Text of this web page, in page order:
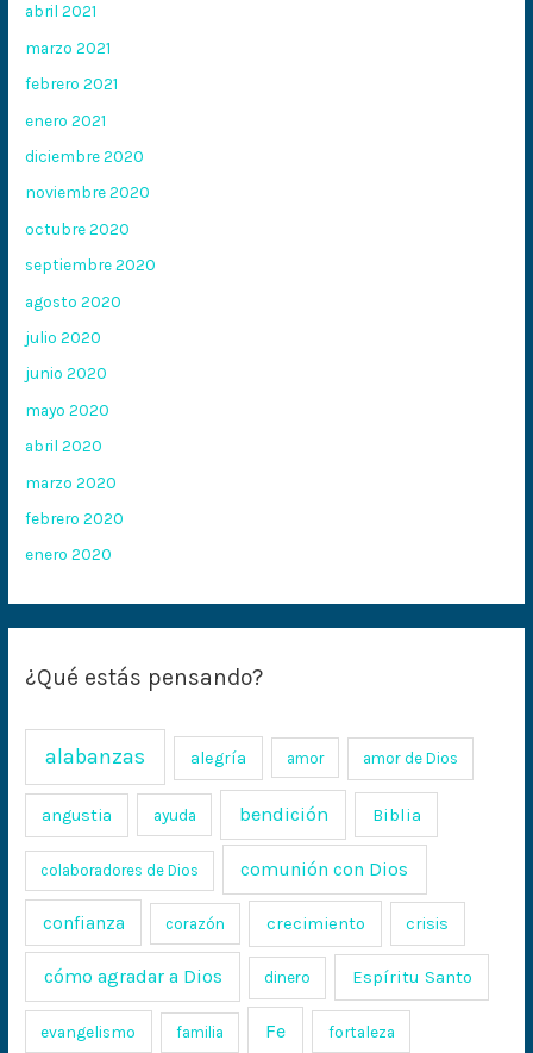
abril 2021
marzo 2021
febrero 2021
enero 2021
diciembre 2020
noviembre 2020
octubre 2020
septiembre 2020
agosto 2020
julio 2020
junio 2020
mayo 2020
abril 2020
marzo 2020
febrero 2020
enero 2020
¿Qué estás pensando?
alabanzas alegría amor amor de Dios
angustia ayuda bendición Biblia
colaboradores de Dios comunión con Dios
confianza corazón crecimiento crisis
cómo agradar a Dios dinero Espíritu Santo
evangelismo familia Fe fortaleza